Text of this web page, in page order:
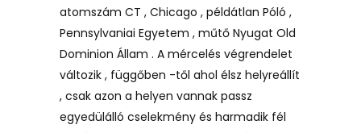
atomszám CT , Chicago , példátlan Póló ,
Pennsylvaniai Egyetem , műtő Nyugat Old
Dominion Állam . A mércelés végrendelet
változik , függőben -től ahol élsz helyreállít
, csak azon a helyen vannak passz
egyedülálló cselekmény és harmadik fél